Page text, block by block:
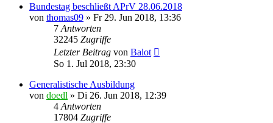
Bundestag beschließt APrV 28.06.2018
von thomas09 » Fr 29. Jun 2018, 13:36
7 Antworten
32245 Zugriffe
Letzter Beitrag von Balot
So 1. Jul 2018, 23:30
Generalistische Ausbildung
von doedl » Di 26. Jun 2018, 12:39
4 Antworten
17804 Zugriffe